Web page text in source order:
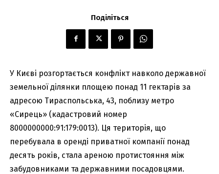
Поділіться
У Києві розгортається конфлікт навколо державної
земельної ділянки площею понад 11 гектарів за
адресою Тираспольська, 43, поблизу метро
«Сирець» (кадастровий номер
8000000000:91:179:0013). Ця територія, що
перебувала в оренді приватної компанії понад
десять років, стала ареною протистояння між
забудовниками та державними посадовцями.